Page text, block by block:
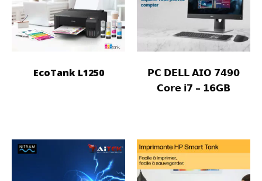
EcoTank L1250
𝗣𝗖 𝗗𝗘𝗟𝗟 𝗔𝗜𝗢 𝟳𝟰𝟵𝟬
𝗖𝗼𝗿𝗲 𝗶𝟳 – 𝟭𝟲𝗚𝗕